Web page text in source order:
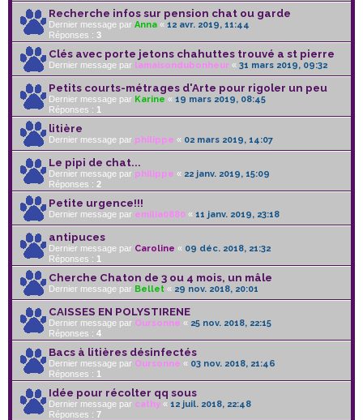
Recherche infos sur pension chat ou garde
Dernier message par Anna « 12 avr. 2019, 11:44
Réponses : 3
Clés avec porte jetons chahuttes trouvé a st pierre
Dernier message par lamaisondubonheur « 31 mars 2019, 09:32
Petits courts-métrages d'Arte pour rigoler un peu
Dernier message par Karine « 19 mars 2019, 08:45
Réponses : 1
litière
Dernier message par philippe « 02 mars 2019, 14:07
Le pipi de chat...
Dernier message par philippe « 22 janv. 2019, 15:09
Réponses : 2
Petite urgence!!!
Dernier message par emilia0880 « 11 janv. 2019, 23:18
antipuces
Dernier message par Caroline « 09 déc. 2018, 21:32
Réponses : 1
Cherche Chaton de 3 ou 4 mois, un mâle
Dernier message par Bellet « 29 nov. 2018, 20:01
CAISSES EN POLYSTIRENE
Dernier message par Oursonne « 25 nov. 2018, 22:15
Réponses : 4
Bacs à litières désinfectés
Dernier message par Oursonne « 03 nov. 2018, 21:46
Réponses : 1
Idée pour récolter qq sous
Dernier message par cathy « 12 juil. 2018, 22:48
Réponses : 7